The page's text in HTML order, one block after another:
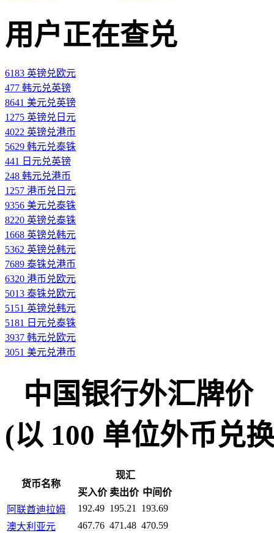
用户正在查兑
6183 英镑兑欧元
477 韩元兑英镑
8641 美元兑英镑
1275 英镑兑日元
4022 英镑兑港币
5629 韩元兑泰铢
441 日元兑英镑
248 韩元兑港币
1257 港币兑日元
9356 美元兑泰铢
8220 英镑兑泰铢
1668 英镑兑韩元
5362 英镑兑韩元
7689 泰铢兑港币
6320 港币兑欧元
5013 泰铢兑欧元
5151 英镑兑韩元
5181 日元兑泰铢
3937 韩元兑欧元
3051 美元兑港币
中国银行外汇牌价
(以 100 单位外币兑
货币名称
现汇
买入价 卖出价 中间价
阿联酋迪拉姆
192.49 195.21
193.69
澳大利亚元
467.76 471.48 470.59